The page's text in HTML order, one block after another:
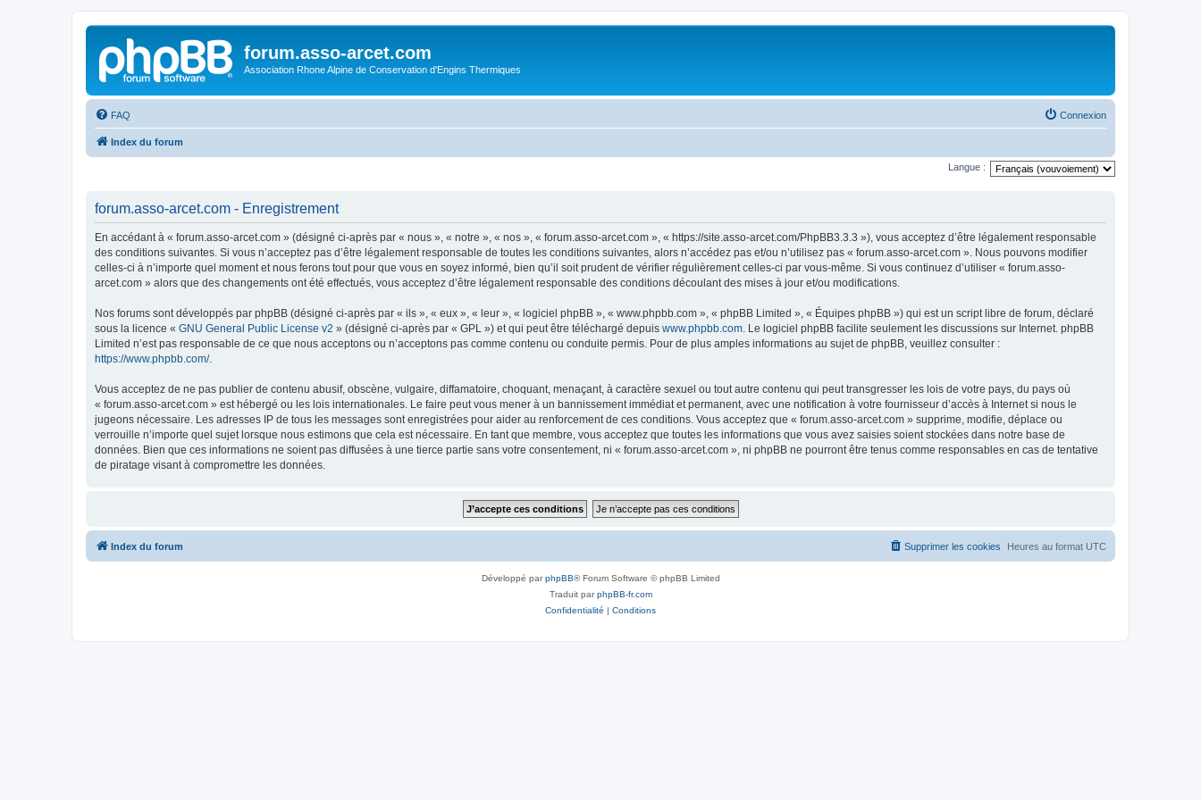
forum.asso-arcet.com
Association Rhone Alpine de Conservation d'Engins Thermiques
FAQ Connexion
Index du forum
Langue :
forum.asso-arcet.com - Enregistrement
En accédant à « forum.asso-arcet.com » (désigné ci-après par « nous », « notre », « nos », « forum.asso-arcet.com », « https://site.asso-arcet.com/PhpBB3.3.3 »), vous acceptez d’être légalement responsable
des conditions suivantes. Si vous n’acceptez pas d’être légalement responsable de toutes les conditions suivantes, alors n’accédez pas et/ou n’utilisez pas « forum.asso-arcet.com ». Nous pouvons modifier
celles-ci à n’importe quel moment et nous ferons tout pour que vous en soyez informé, bien qu’il soit prudent de vérifier régulièrement celles-ci par vous-même. Si vous continuez d’utiliser « forum.asso-
arcet.com » alors que des changements ont été effectués, vous acceptez d’être légalement responsable des conditions découlant des mises à jour et/ou modifications.
Nos forums sont développés par phpBB (désigné ci-après par « ils », « eux », « leur », « logiciel phpBB », « www.phpbb.com », « phpBB Limited », « Équipes phpBB ») qui est un script libre de forum, déclaré
sous la licence « GNU General Public License v2 » (désigné ci-après par « GPL ») et qui peut être téléchargé depuis www.phpbb.com. Le logiciel phpBB facilite seulement les discussions sur Internet. phpBB
Limited n’est pas responsable de ce que nous acceptons ou n’acceptons pas comme contenu ou conduite permis. Pour de plus amples informations au sujet de phpBB, veuillez consulter :
https://www.phpbb.com/.
Vous acceptez de ne pas publier de contenu abusif, obscène, vulgaire, diffamatoire, choquant, menaçant, à caractère sexuel ou tout autre contenu qui peut transgresser les lois de votre pays, du pays où
« forum.asso-arcet.com » est hébergé ou les lois internationales. Le faire peut vous mener à un bannissement immédiat et permanent, avec une notification à votre fournisseur d’accès à Internet si nous le
jugeons nécessaire. Les adresses IP de tous les messages sont enregistrées pour aider au renforcement de ces conditions. Vous acceptez que « forum.asso-arcet.com » supprime, modifie, déplace ou
verrouille n’importe quel sujet lorsque nous estimons que cela est nécessaire. En tant que membre, vous acceptez que toutes les informations que vous avez saisies soient stockées dans notre base de
données. Bien que ces informations ne soient pas diffusées à une tierce partie sans votre consentement, ni « forum.asso-arcet.com », ni phpBB ne pourront être tenus comme responsables en cas de tentative
de piratage visant à compromettre les données.
Index du forum Heures au format UTC
Supprimer les cookies
Développé parphpBB® Forum Software © phpBB Limited
Traduit parphpBB-fr.com
Confidentialité | Conditions